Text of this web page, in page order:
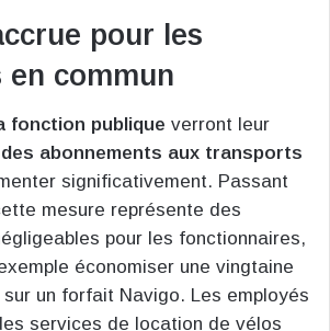
pour les
commun
fonction publique verront leur
abonnements aux transports
significativement. Passant
mesure représente des
pour les fonctionnaires,
économiser une vingtaine
sur un forfait Navigo. Les employés
services de location de vélos